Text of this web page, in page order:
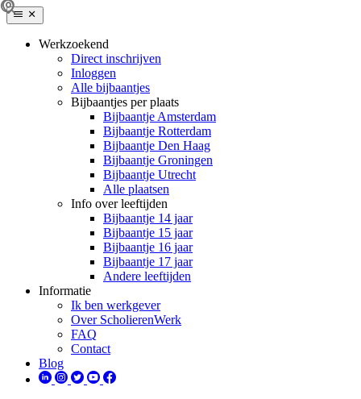
Werkzoekend
Direct inschrijven
Inloggen
Alle bijbaantjes
Bijbaantjes per plaats
Bijbaantje Amsterdam
Bijbaantje Rotterdam
Bijbaantje Den Haag
Bijbaantje Groningen
Bijbaantje Utrecht
Alle plaatsen
Info over leeftijden
Bijbaantje 14 jaar
Bijbaantje 15 jaar
Bijbaantje 16 jaar
Bijbaantje 17 jaar
Andere leeftijden
Informatie
Ik ben werkgever
Over ScholierenWerk
FAQ
Contact
Blog